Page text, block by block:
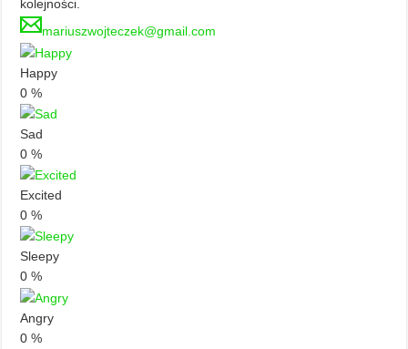
kolejności.
mariuszwojteczek@gmail.com
Happy
0 %
Sad
0 %
Excited
0 %
Sleepy
0 %
Angry
0 %